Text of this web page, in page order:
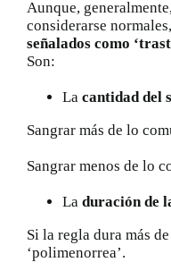
Aunque,
considerarse
señalados como
Son:
La cantidad del
Sangrar más de lo
Sangrar menos de lo
La duración de
Si la regla dura más
‘polimenorrea’.